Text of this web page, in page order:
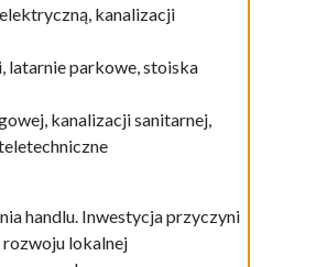
kanalizacji
latarnie parkowe, stoiska
kanalizacji sanitarnej,
handlu. Inwestycja przyczyni
lokalnej